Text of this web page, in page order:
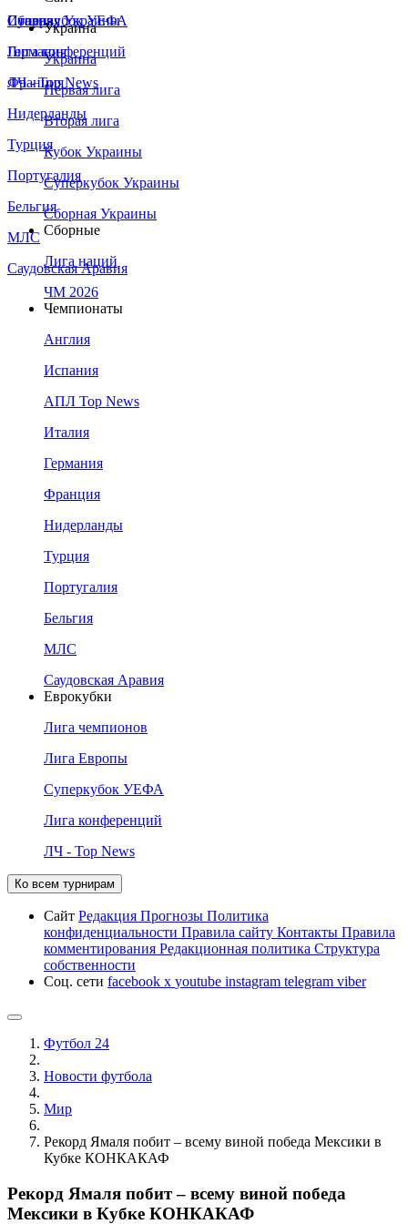
Сборная Украины
Италия
Германия
Франция
Нидерланды
Турция
Португалия
Бельгия
МЛС
Саудовская Аравия
Суперкубок УЕФА
Лига конференций
ЛЧ - Top News
Украина
Украина
Первая лига
Вторая лига
Кубок Украины
Суперкубок Украины
Сборная Украины
Сборные
Лига наций
ЧМ 2026
Чемпионаты
Англия
Испания
АПЛ Top News
Италия
Германия
Франция
Нидерланды
Турция
Португалия
Бельгия
МЛС
Саудовская Аравия
Еврокубки
Лига чемпионов
Лига Европы
Суперкубок УЕФА
Лига конференций
ЛЧ - Top News
Ко всем турнирам
Сайт Редакция Прогнозы Политика
конфиденциальности Правила сайту Контакты Правила
комментирования Редакционная политика Структура
собственности
Соц. сети facebook x youtube instagram telegram viber
Футбол 24
Новости футбола
Мир
Рекорд Ямаля побит – всему виной победа Мексики в
Кубке КОНКАКАФ
Рекорд Ямаля побит – всему виной победа
Мексики в Кубке КОНКАКАФ